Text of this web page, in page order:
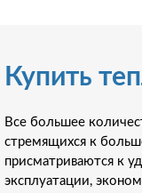
Купить
Все большее
стремящихся к
присматриваются к
эксплуатации,